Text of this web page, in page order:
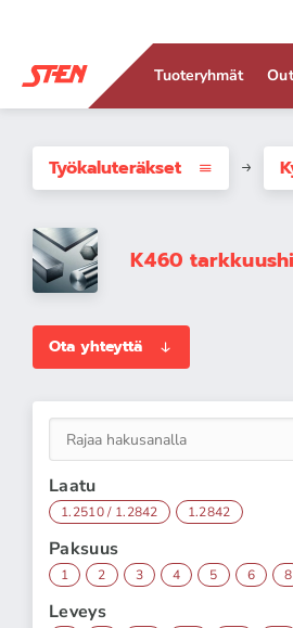
Tuoteryhmät
Työkaluteräkset
K460
Ota yhteyttä
Laatu
1.2510 / 1.2842 1.2842
Paksuus
1 2 3 4 5 6 8
Leveys